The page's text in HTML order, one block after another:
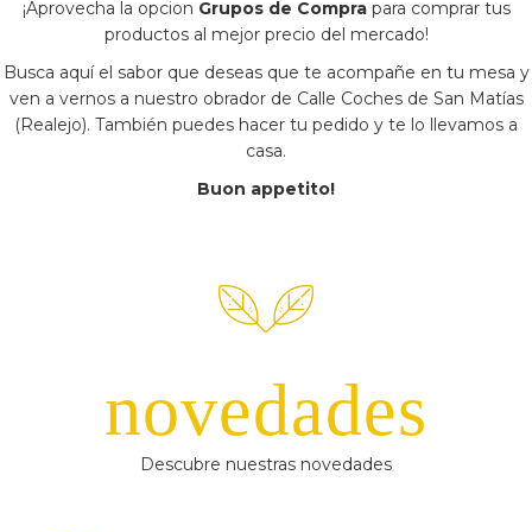
¡Aprovecha la opcion Grupos de Comprapara comprar tus
productos al mejor precio del mercado!
Busca aquí el sabor que deseas que te acompañe en tu mesa y
ven a vernos a nuestro obrador de Calle Coches de San Matías
(Realejo). También puedes hacer tu pedido y te lo llevamos a
casa.
Buon appetito!
novedades
Descubre nuestras novedades